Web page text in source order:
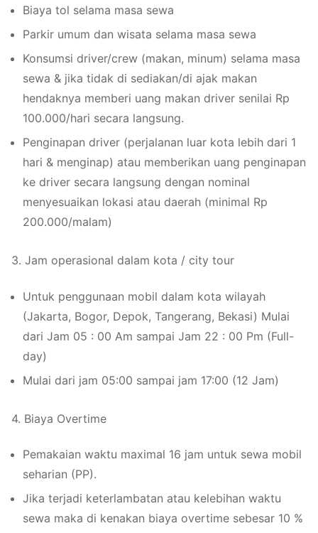
Biaya tol selama masa sewa
Parkir umum dan wisata selama masa sewa
Konsumsi driver/crew (makan, minum) selama masa
sewa & jika tidak di sediakan/di ajak makan
hendaknya memberi uang makan driver senilai Rp
100.000/hari secara langsung.
Penginapan driver (perjalanan luar kota lebih dari 1
hari & menginap) atau memberikan uang penginapan
ke driver secara langsung dengan nominal
menyesuaikan lokasi atau daerah (minimal Rp
200.000/malam)
3. Jam operasional dalam kota / city tour
Untuk penggunaan mobil dalam kota wilayah
(Jakarta, Bogor, Depok, Tangerang, Bekasi) Mulai
dari Jam 05 : 00 Am sampai Jam 22 : 00 Pm (Full-
day)
Mulai dari jam 05:00 sampai jam 17:00 (12 Jam)
4. Biaya Overtime
Pemakaian waktu maximal 16 jam untuk sewa mobil
seharian (PP).
Jika terjadi keterlambatan atau kelebihan waktu
sewa maka di kenakan biaya overtime sebesar 10 %